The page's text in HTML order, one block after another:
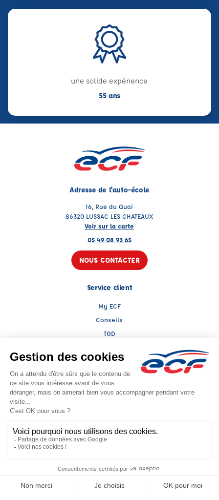
une solide expérience
55 ans
Adresse de l'auto-école
16, Rue du Quai
86320 LUSSAC LES CHATEAUX
Voir sur la carte
05 49 08 93 65
NOUS CONTACTER
Service client
My ECF
Conseils
TGD
Le groupe ECF
Présentation
Trouver une agence
Actualités
Facebook (nouvelle fenêtre)
Instagram (nouvelle fenêtre)
LinkedIn (nouvelle fenêtre)
YouTube (nouvelle
Raison sociale : ECF CER CENTRE ATLANTIQUE - Capital social: 2500000€